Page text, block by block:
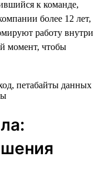
к команде,
более 12 лет,
работу внутри
момент, чтобы